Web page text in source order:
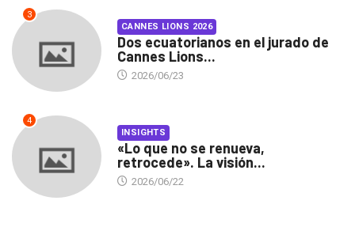
3
CANNES LIONS 2026
Dos ecuatorianos en el jurado de
Cannes Lions...
2026/06/23
4
INSIGHTS
«Lo que no se renueva,
retrocede». La visión...
2026/06/22